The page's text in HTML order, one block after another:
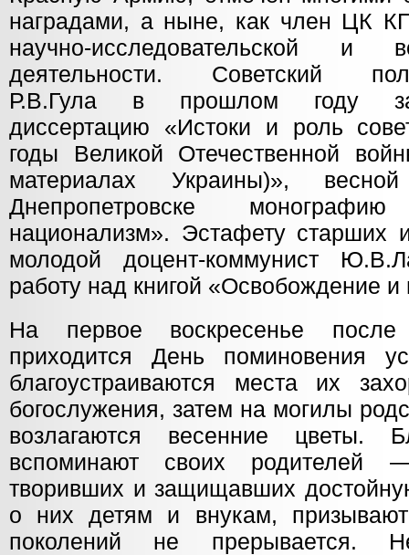
наградами, а ныне, как член ЦК
научно-исследовательской и
деятельности. Советский
Р.В.Гула в прошлом году
диссертацию «Истоки и роль
годы Великой Отечественной
материалах Украины)»,
Днепропетровске
национализм». Эстафету старших
молодой доцент-коммунист
работу над книгой «Освобождение
На первое воскресенье
приходится День поминовения
благоустраиваются места их
богослужения, затем на могилы
возлагаются весенние цветы.
вспоминают своих родителей
творивших и защищавших
о них детям и внукам,
поколений не прерывается.